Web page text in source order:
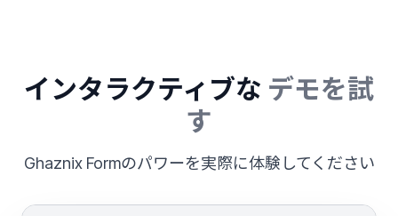
インタラクティブな デモを試
す
Ghaznix Formのパワーを実際に体験してください